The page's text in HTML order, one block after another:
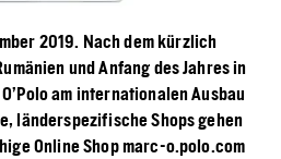
2019. Nach dem kürzlich
und Anfang des Jahres in
am internationalen Ausbau
länderspezifische Shops gehen
Online Shop marc-o.polo.com